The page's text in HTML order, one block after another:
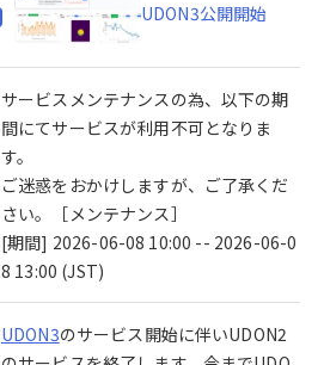
UDON3公開開始
サービスメンテナンスの為、以下の期
間にてサービスが利用不可となりま
す。
ご迷惑をおかけしますが、ご了承くだ
さい。［メンテナンス］
[期間] 2026-06-08 10:00 -- 2026-06-0
8 13:00 (JST)
UDON3のサービス開始に伴いUDON2